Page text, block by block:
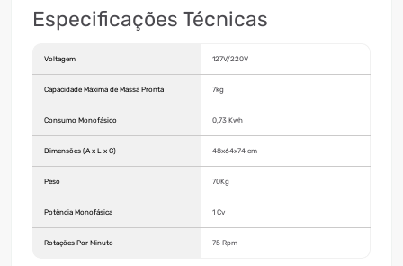
Especificações Técnicas
Voltagem 127V/220V
Capacidade Máxima de Massa Pronta 7kg
Consumo Monofásico 0,73 Kwh
Dimensões (A x L x C) 48x64x74 cm
Peso 70Kg
Potência Monofásica 1 Cv
Rotações Por Minuto 75 Rpm